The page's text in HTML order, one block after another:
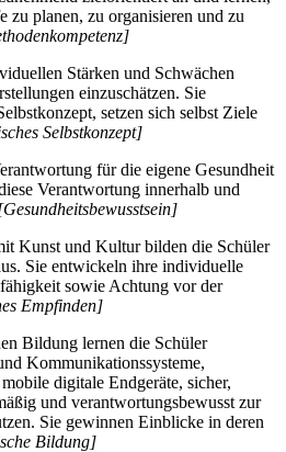
zu planen, zu organisieren und zu
Stärken und Schwächen
einzuschätzen. Sie
setzen sich selbst Ziele
Selbstkonzept]
für die eigene Gesundheit
Verantwortung innerhalb und
Kunst und Kultur bilden die Schüler
Sie entwickeln ihre individuelle
sowie Achtung vor der
Empfinden]
Bildung lernen die Schüler
Kommunikationssysteme,
digitale Endgeräte, sicher,
und verantwortungsbewusst zur
Sie gewinnen Einblicke in deren
Bildung]